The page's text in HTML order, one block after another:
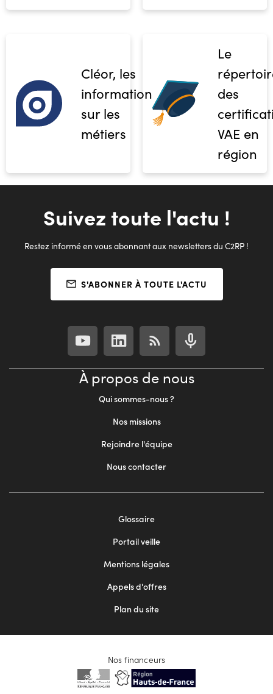
Cléor, les
informations
sur les
métiers
Le
des
VAE en
région
Suivez toute l'actu !
Restez informé en vous abonnant aux newsletters du C2RP !
S'ABONNER À TOUTE L'ACTU
À propos de nous
Qui sommes-nous ?
Nos missions
Rejoindre l'équipe
Nous contacter
Glossaire
Portail veille
Mentions légales
Appels d'offres
Plan du site
Nos financeurs